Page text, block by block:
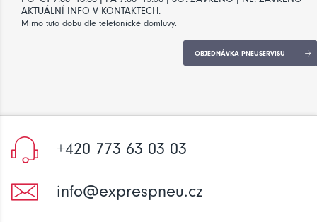
AKTUÁLNÍ INFO V KONTAKTECH.
Mimo tuto dobu dle telefonické domluvy.
OBJEDNÁVKA PNEUSERVISU
+420 773 63 03 03
info@exprespneu.cz